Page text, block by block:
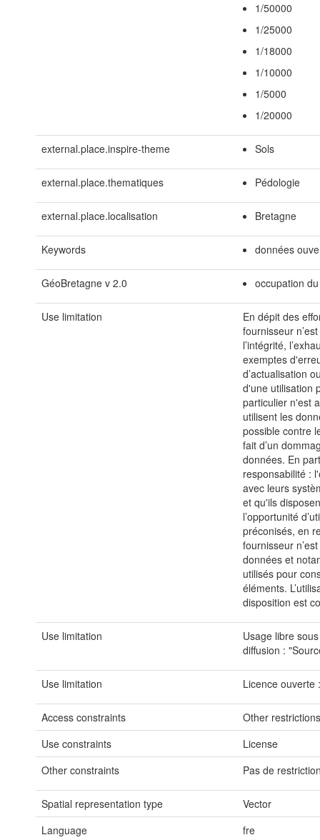
1/50000
1/25000
1/18000
1/10000
1/5000
1/20000
external.place.inspire-theme Sols
external.place.thematiques Pédologie
external.place.localisation Bretagne
Keywords données
GéoBretagne v 2.0 occupation
Use limitation
En dépit des
fournisseur
l’intégrité,
exemptes
d’actualisation
d'une utilisation
particulier n'est
utilisent les
possible contre
fait d’un
données. En
responsabilité :
avec leurs
et qu'ils
l’opportunité
préconisés, en
fournisseur
données et
utilisés pour
éléments.
disposition est
Use limitation
Usage libre
diffusion :
Use limitation Licence
Access constraints
Other
Use constraints
License
Other constraints
Pas de
Spatial representation type
Vector
Language
fre